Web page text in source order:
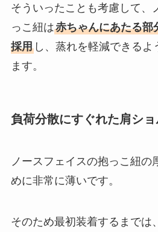
そういったことも考慮して、
っこ紐は赤ちゃんにあたる部
採用し、蒸れを軽減できるよ
ます。
負荷分散にすぐれた肩シ
ノースフェイスの抱っこ紐の
めに非常に薄いです。
そのため最初装着するまでは